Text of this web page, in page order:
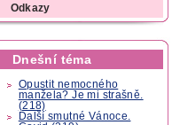
Odkazy
Dnešní téma
Opustit nemocného
manžela? Je mi strašně.
(218)
Další smutné Vánoce.